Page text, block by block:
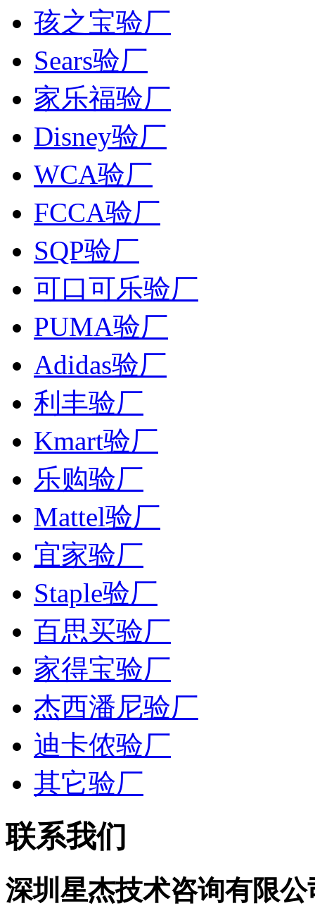
孩之宝验厂
Sears验厂
家乐福验厂
Disney验厂
WCA验厂
FCCA验厂
SQP验厂
可口可乐验厂
PUMA验厂
Adidas验厂
利丰验厂
Kmart验厂
乐购验厂
Mattel验厂
宜家验厂
Staple验厂
百思买验厂
家得宝验厂
杰西潘尼验厂
迪卡侬验厂
其它验厂
联系我们
深圳星杰技术咨询有限公